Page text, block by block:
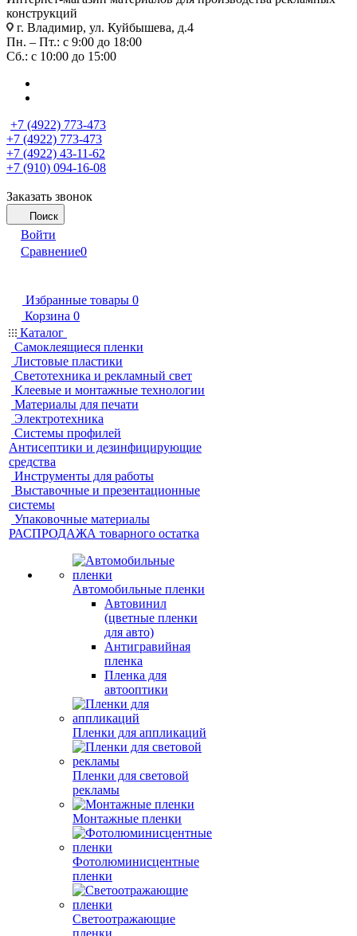
конструкций
г. Владимир, ул. Куйбышева, д.4
Пн. – Пт.: с 9:00 до 18:00
Сб.: с 10:00 до 15:00
+7 (4922) 773-473
+7 (4922) 773-473
+7 (4922) 43-11-62
+7 (910) 094-16-08
Заказать звонок
Поиск
Войти
Сравнение0
Избранные товары 0
Корзина 0
Каталог
Самоклеящиеся пленки
Листовые пластики
Светотехника и рекламный свет
Клеевые и монтажные технологии
Материалы для печати
Электротехника
Системы профилей
Антисептики и дезинфицирующие
средства
Инструменты для работы
Выставочные и презентационные
системы
Упаковочные материалы
РАСПРОДАЖА товарного остатка
Автомобильные пленки
Автовинил
(цветные пленки
для авто)
Антигравийная
пленка
Пленка для
автооптики
Пленки для аппликаций
Пленки для световой
рекламы
Монтажные пленки
Фотолюминисцентные
пленки
Светоотражающие
пленки